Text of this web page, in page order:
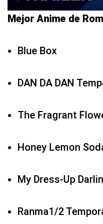
Mejor Anime de
Blue Box
DAN DA DAN
The Fragrant
Honey Lemon
My Dress-Up
Ranma1/2